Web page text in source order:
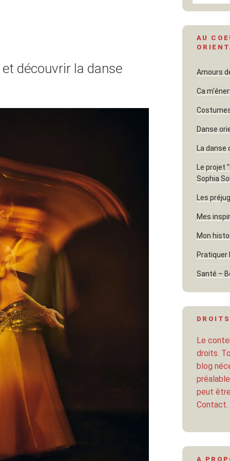
découvrir la danse
AU
Amours
Ca
Danse
La danse
Le projet
Sophia
Les
Mes
Mon
Pratiquer
Santé –
Le
droits.
blog
peut
Contact.
A